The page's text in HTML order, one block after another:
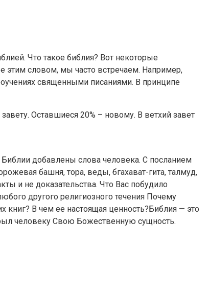
Что такое библия? Вот некоторые
этим словом, мы часто встречаем. Например,
священными писаниями. В принципе
Оставшиеся 20% – новому. В ветхий завет
добавлены слова человека. С посланием
башня, тора, веды, бгахават-гита, талмуд,
и не доказательства. Что Вас побудило
другого религиозного течения Почему
книг? В чем ее настоящая ценность?Библия — это
человеку Свою Божественную сущность.